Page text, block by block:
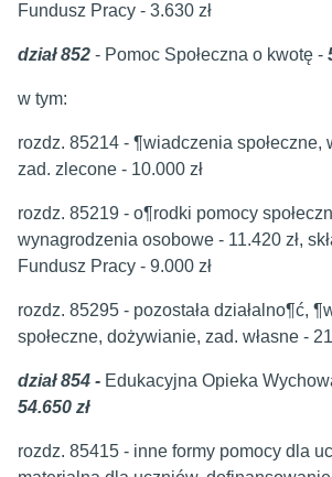
Fundusz Pracy - 3.630 zł
dział 852 - Pomoc Społeczna o kwotę -
w tym:
rozdz. 85214 - ¶wiadczenia społeczne,
zad. zlecone - 10.000 zł
rozdz. 85219 - o¶rodki pomocy
wynagrodzenia osobowe - 11.420 zł,
Fundusz Pracy - 9.000 zł
rozdz. 85295 - pozostała działalno¶ć,
społeczne, dożywianie, zad. własne -
dział 854 - Edukacyjna Opieka
54.650 zł
rozdz. 85415 - inne formy pomocy dla